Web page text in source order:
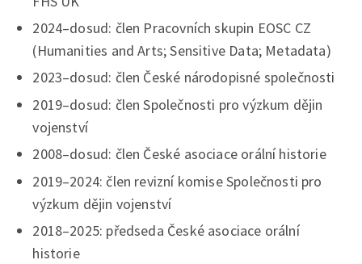
2024–dosud: člen Pracovních skupin EOSC CZ
(Humanities and Arts; Sensitive Data; Metadata)
2023–dosud: člen České národopisné společnosti
2019–dosud: člen Společnosti pro výzkum dějin
vojenství
2008–dosud: člen České asociace orální historie
2019–2024: člen revizní komise Společnosti pro
výzkum dějin vojenství
2018–2025: předseda České asociace orální
historie